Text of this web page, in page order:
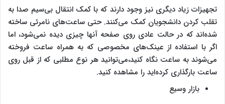
تجهیزات زیاد دیگری نیز وجود دارند که با کمک انتقال بی‌سیم صدا به
تقلب کردن دانشجویان کمک می‌کنند. حتی ساعت‌های نامرئی ساخته
شده‌اند که در حالت عادی روی صفحه آنها چیزی دیده نمی‌شود، اما
اگر با استفاده از عینک‌های مخصوصی که به همراه ساعت فروخته
می‌شوند به ساعت نگاه کنید،‌می‌توانید هر نوع مطلبی که از قبل روی
ساعت بارگذاری کرده‌اید را مشاهده کنید.
بازار وسیع